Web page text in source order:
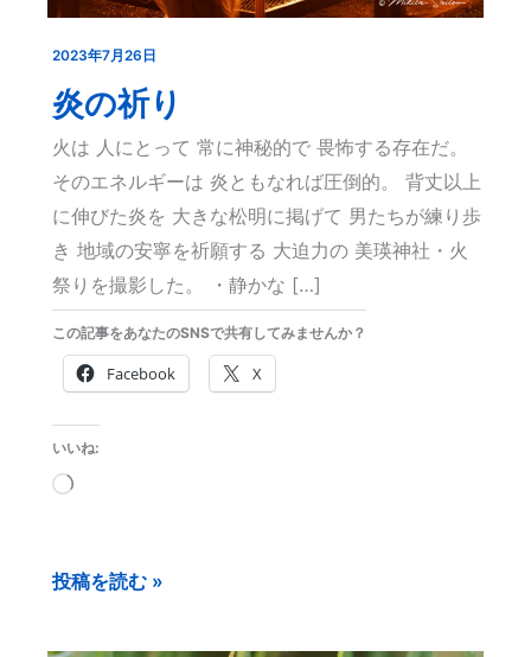
2023年7月26日
炎の祈り
火は 人にとって 常に神秘的で 畏怖する存在だ。
そのエネルギーは 炎ともなれば圧倒的。 背丈以上
に伸びた炎を 大きな松明に掲げて 男たちが練り歩
き 地域の安寧を祈願する 大迫力の 美瑛神社・火
祭りを撮影した。 ・静かな […]
この記事をあなたのSNSで共有してみませんか？
Facebook X
いいね:
読
み
炎
の
り
投稿を読む »